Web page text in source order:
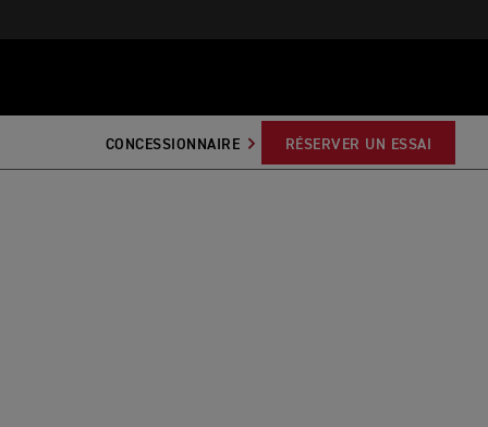
CONCESSIONNAIRE RÉSERVER UN ESSAI